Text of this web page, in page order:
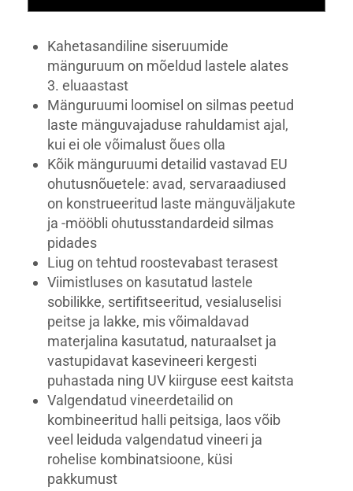
Kahetasandiline siseruumide
mänguruum on mõeldud lastele alates
3. eluaastast
Mänguruumi loomisel on silmas peetud
laste mänguvajaduse rahuldamist ajal,
kui ei ole võimalust õues olla
Kõik mänguruumi detailid vastavad EU
ohutusnõuetele: avad, servaraadiused
on konstrueeritud laste mänguväljakute
ja -mööbli ohutusstandardeid silmas
pidades
Liug on tehtud roostevabast terasest
Viimistluses on kasutatud lastele
sobilikke, sertifitseeritud, vesialuselisi
peitse ja lakke, mis võimaldavad
materjalina kasutatud, naturaalset ja
vastupidavat kasevineeri kergesti
puhastada ning UV kiirguse eest kaitsta
Valgendatud vineerdetailid on
kombineeritud halli peitsiga, laos võib
veel leiduda valgendatud vineeri ja
rohelise kombinatsioone, küsi
pakkumust